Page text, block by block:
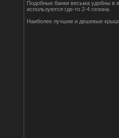
Подобные банки весьма удобны в
используются где-то 2-4 сезона.
Наиболее лучшие и дешевые